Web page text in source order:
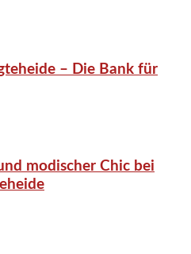
– Die Bank für
modischer Chic bei